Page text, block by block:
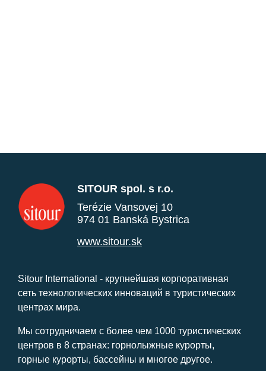
SITOUR spol. s r.o.
Terézie Vansovej 10
974 01 Banská Bystrica
www.sitour.sk
Sitour International - крупнейшая корпоративная
сеть технологических инноваций в туристических
центрах мира.
Мы сотрудничаем с более чем 1000 туристических
центров в 8 странах: горнолыжные курорты,
горные курорты, бассейны и многое другое.